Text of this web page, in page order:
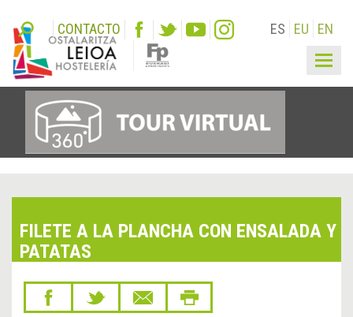
CONTACTO ES EU EN
FILETE A LA PLANCHA CON ENSALADA Y
PATATAS